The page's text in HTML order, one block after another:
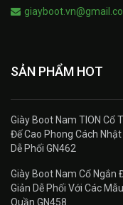
SẢN PHẨM HOT
Giày Boot Nam TION Cổ
Đế Cao Phong Cách
Dễ Phối GN462
Giày Boot Nam Cổ Ngắn
Giản Dễ Phối Với Các Mẫu
Quần GN458